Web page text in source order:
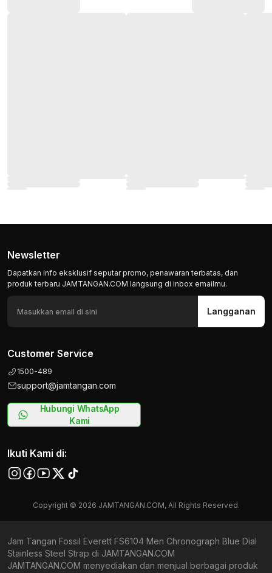
Newsletter
Dapatkan info eksklusif seputar promo, penawaran terbatas, dan
produk terbaru JAMTANGAN.COM langsung di inbox emailmu.
Langganan
Customer Service
1500-489
support@jamtangan.com
Hubungi WhatsApp
Kami
Ikuti Kami di:
Copyright © 2026 JAMTANGAN.COM, All Rights Reserved.
Jam Tangan Fossil Everett FS6104 Men Chronograph Blue Dial
Stainless Steel Strap di JAMTANGAN.COM
JAMTANGAN.COM menyediakan dan menjual berbagai produk